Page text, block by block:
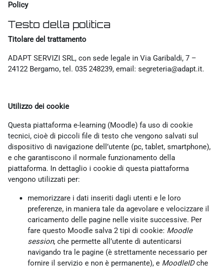
Policy
Testo della politica
Titolare del trattamento
ADAPT SERVIZI SRL, con sede legale in Via Garibaldi, 7 –
24122 Bergamo, tel. 035 248239, email: segreteria@adapt.it.
Utilizzo dei cookie
Questa piattaforma e-learning (Moodle) fa uso di cookie
tecnici, cioè di piccoli file di testo che vengono salvati sul
dispositivo di navigazione dell’utente (pc, tablet, smartphone),
e che garantiscono il normale funzionamento della
piattaforma. In dettaglio i cookie di questa piattaforma
vengono utilizzati per:
memorizzare i dati inseriti dagli utenti e le loro
preferenze, in maniera tale da agevolare e velocizzare il
caricamento delle pagine nelle visite successive. Per
fare questo Moodle salva 2 tipi di cookie: Moodle
session, che permette all’utente di autenticarsi
navigando tra le pagine (è strettamente necessario per
fornire il servizio e non è permanente), e MoodleIDche